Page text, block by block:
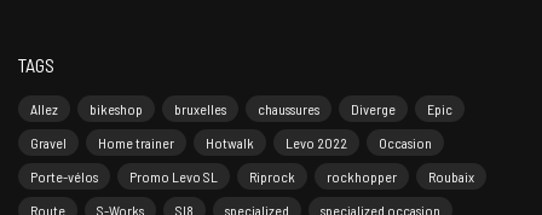
TAGS
Allez bikeshop bruxelles chaussures Diverge
Epic
Gravel
Home trainer Hotwalk Levo 2022
Occasion
Porte-vélos
Promo Levo SL Riprock rockhopper
Roubaix
Route
S-Works Sl8 specialized specialized occasion